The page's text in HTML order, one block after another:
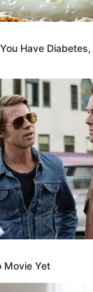
Have
Movie Yet